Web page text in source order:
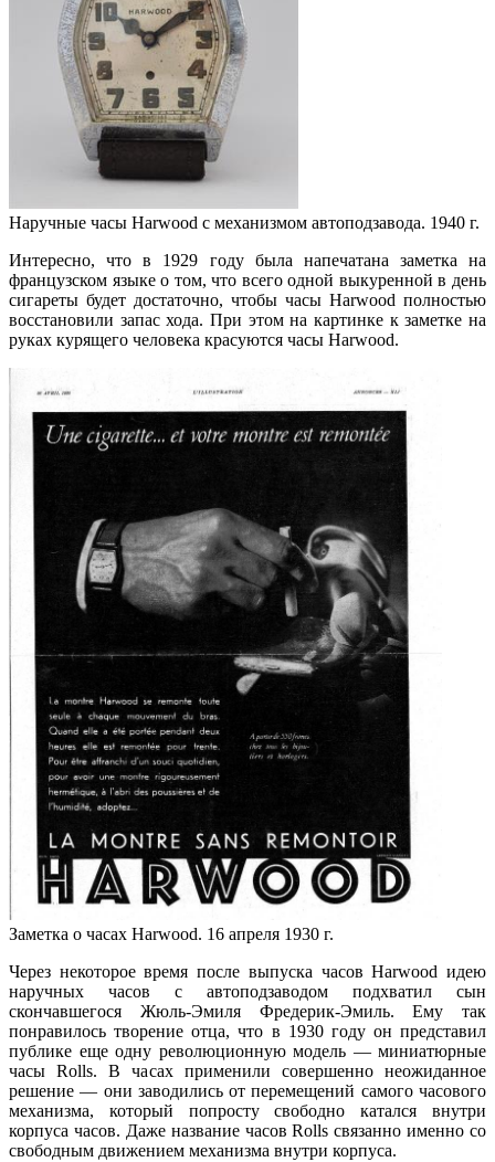
Наручные часы Harwood с механизмом автоподзавода. 1940 г.
Интересно, что в 1929 году была напечатана заметка на
французском языке о том, что всего одной выкуренной в день
сигареты будет достаточно, чтобы часы Harwood полностью
восстановили запас хода. При этом на картинке к заметке на
руках курящего человека красуются часы Harwood.
Заметка о часах Harwood. 16 апреля 1930 г.
Через некоторое время после выпуска часов Harwood идею
наручных часов с автоподзаводом подхватил сын
скончавшегося Жюль-Эмиля Фредерик-Эмиль. Ему так
понравилось творение отца, что в 1930 году он представил
публике еще одну революционную модель — миниатюрные
часы Rolls. В часах применили совершенно неожиданное
решение — они заводились от перемещений самого часового
механизма, который попросту свободно катался внутри
корпуса часов. Даже название часов Rolls связанно именно со
свободным движением механизма внутри корпуса.